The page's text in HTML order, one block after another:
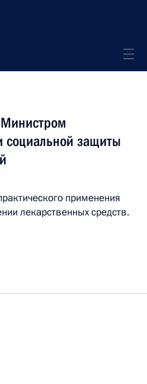
Министром
социальной защиты
применения
лекарственных средств.